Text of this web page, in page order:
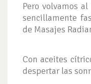
Pero volvamos
sencillamente
de Masajes
Con aceites
despertar las